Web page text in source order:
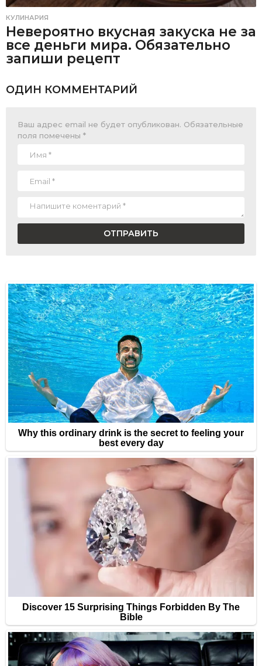
КУЛИНАРИЯ
Невероятно вкусная закуска не за
все деньги мира. Обязательно
запиши рецепт
ОДИН КОММЕНТАРИЙ
Ваш адрес email не будет опубликован. Обязательные
поля помечены *